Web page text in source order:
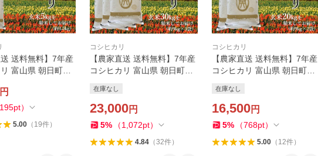
送 送料無料】7年産
富山県 朝日町産
ぶさ〜】精米4.5k
残留農薬検査済
円
195pt）
5.00（ 19件）
コシヒカリ
【農家直送 送料無料】7年産
コシヒカリ 富山県 朝日町産
【英〜はなぶさ〜】精米9kg
×3袋 精米 白米 残留農薬検査
在庫なし
23,000円
5% （1,072pt）
4.84（32件）
コシヒカリ
【農家直送 送料無料】7年産
コシヒカリ 富山県 朝日町産
【英〜はなぶさ〜】精米9kg
×2袋 精米 白米 残留農薬検査
在庫なし
16,500円
5% （768pt）
5.00（ 12件）